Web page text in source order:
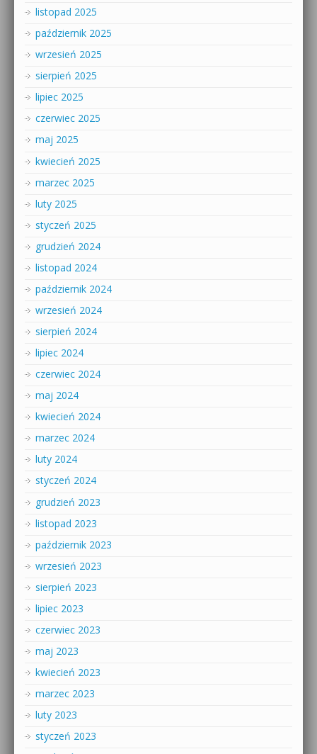
listopad 2025
październik 2025
wrzesień 2025
sierpień 2025
lipiec 2025
czerwiec 2025
maj 2025
kwiecień 2025
marzec 2025
luty 2025
styczeń 2025
grudzień 2024
listopad 2024
październik 2024
wrzesień 2024
sierpień 2024
lipiec 2024
czerwiec 2024
maj 2024
kwiecień 2024
marzec 2024
luty 2024
styczeń 2024
grudzień 2023
listopad 2023
październik 2023
wrzesień 2023
sierpień 2023
lipiec 2023
czerwiec 2023
maj 2023
kwiecień 2023
marzec 2023
luty 2023
styczeń 2023